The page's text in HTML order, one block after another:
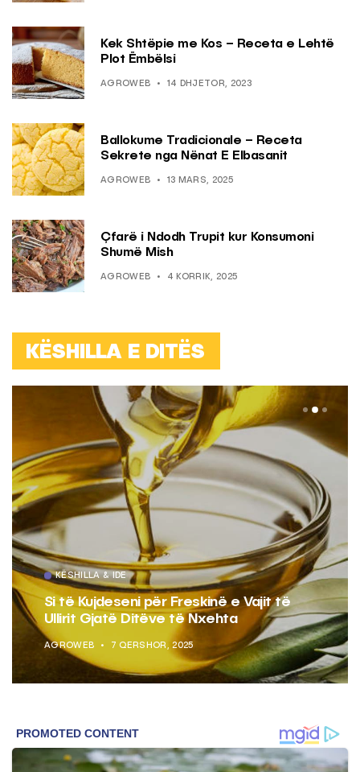
Kek Shtëpie me Kos – Receta e Lehtë
Plot Ëmbëlsi
AGROWEB 14 DHJETOR, 2023
Ballokume Tradicionale – Receta
Sekrete nga Nënat E Elbasanit
AGROWEB 13 MARS, 2025
Çfarë i Ndodh Trupit kur Konsumoni
Shumë Mish
AGROWEB 4 KORRIK, 2025
KËSHILLA E DITËS
KËSHILLA & IDE
Si të Kujdeseni për Freskinë e Vajit të
Ullirit Gjatë Ditëve të Nxehta
AGROWEB 7 QERSHOR, 2025